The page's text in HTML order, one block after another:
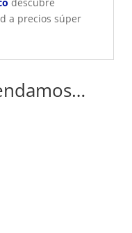
a precios súper